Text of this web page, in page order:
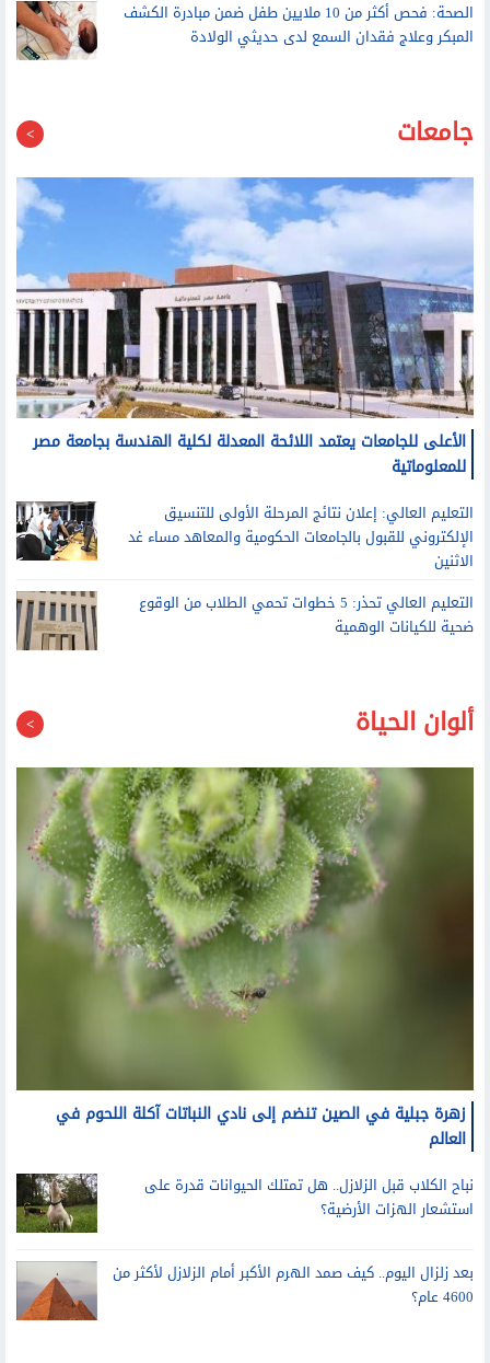
الصحة: فحص أكثر من 10 ملايين طفل ضمن مبادرة الكشف
المبكر وعلاج فقدان السمع لدى حديثي الولادة
جامعات
الأعلى للجامعات يعتمد اللائحة المعدلة لكلية الهندسة بجامعة مصر
للمعلوماتية
التعليم العالي: إعلان نتائج المرحلة الأولى للتنسيق
الإلكتروني للقبول بالجامعات الحكومية والمعاهد مساء غد
الاثنين
التعليم العالي تحذر: 5 خطوات تحمي الطلاب من الوقوع
ضحية للكيانات الوهمية
ألوان الحياة
زهرة جبلية في الصين تنضم إلى نادي النباتات آكلة اللحوم في
العالم
نباح الكلاب قبل الزلازل.. هل تمتلك الحيوانات قدرة على
استشعار الهزات الأرضية؟
بعد زلزال اليوم.. كيف صمد الهرم الأكبر أمام الزلازل لأكثر من
4600 عام؟